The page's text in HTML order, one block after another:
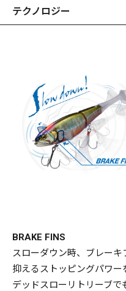
テクノロジー
BRAKE FINS
スローダウン時、ブレー
抑えるストッピングパワー
デッドスローリトリーブ